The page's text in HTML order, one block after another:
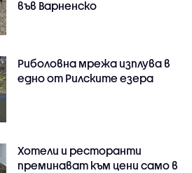
във Варненско
Риболовна мрежа изплува в
едно от Рилските езера
Хотели и ресторанти
преминават към цени само в